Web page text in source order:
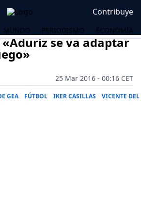
Contribuye
MUNDO PERIODISMO ECONOMÍA
«Aduriz se va adaptar
25 Mar 2016 - 00:16 CET
GEA FÚTBOL IKER CASILLAS VICENTE